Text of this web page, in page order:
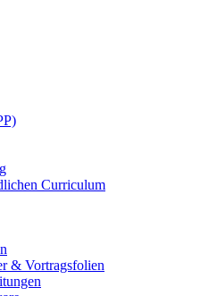
Curriculum
& Vortragsfolien